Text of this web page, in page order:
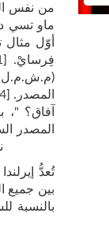
من نفس
ماو تسي دونع
أوّل مثال
فِرسايْ. [
المصدر. [
آفاق؟ "،
المصدر
تُعدُّ
بين جميع
بالنسبة